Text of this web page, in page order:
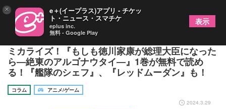
人気SFビジネス小説を実力派作家・藤村緋二がコ
ミカライズ！『もしも徳川家康が総理大臣になった
ら―絶東のアルゴナウタイ―』1巻が無料で読め
る！『艦隊のシェフ』、『レッドムーダン』も！
コラム
アニメ/ゲーム
2024.3.29
× e＋(イープラス)アプリ - チケッ
ト・ニュース・スマチケ
eplus inc.
無料 - Google Play
表示